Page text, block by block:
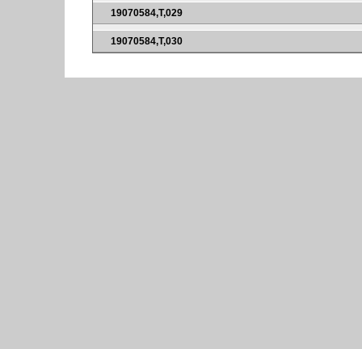
19070584,T,029
19070584,T,030